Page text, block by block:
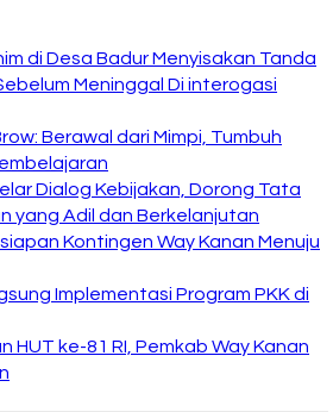
di Desa Badur Menyisakan Tanda
Meninggal Di interogasi
Berawal dari Mimpi, Tumbuh
Dialog Kebijakan, Dorong Tata
yang Adil dan Berkelanjutan
Kontingen Way Kanan Menuju
Implementasi Program PKK di
ke-81 RI, Pemkab Way Kanan